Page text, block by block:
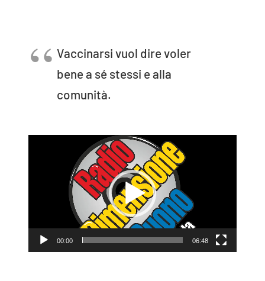
Vaccinarsi vuol dire voler
bene a sé stessi e alla
comunità.
00:00 06:48